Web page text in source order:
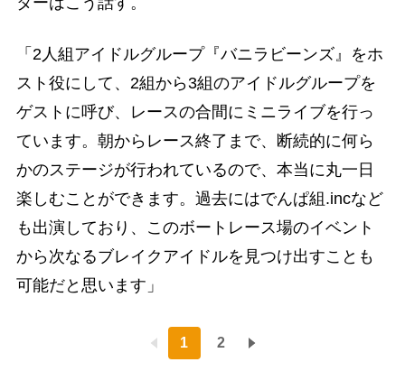
「2人組アイドルグループ『バニラビーンズ』をホ
スト役にして、2組から3組のアイドルグループを
ゲストに呼び、レースの合間にミニライブを行っ
ています。朝からレース終了まで、断続的に何ら
かのステージが行われているので、本当に丸一日
楽しむことができます。過去にはでんぱ組.incなど
も出演しており、このボートレース場のイベント
から次なるブレイクアイドルを見つけ出すことも
可能だと思います」
1 2